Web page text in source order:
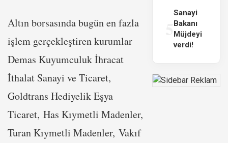
Altın borsasında bugün en fazla
işlem gerçekleştiren kurumlar
Demas Kuyumculuk İhracat
İthalat Sanayi ve Ticaret,
Goldtrans Hediyelik Eşya
Ticaret, Has Kıymetli Madenler,
Turan Kıymetli Madenler, Vakıf
Sanayi
Bakanı
Müjdeyi
verdi!